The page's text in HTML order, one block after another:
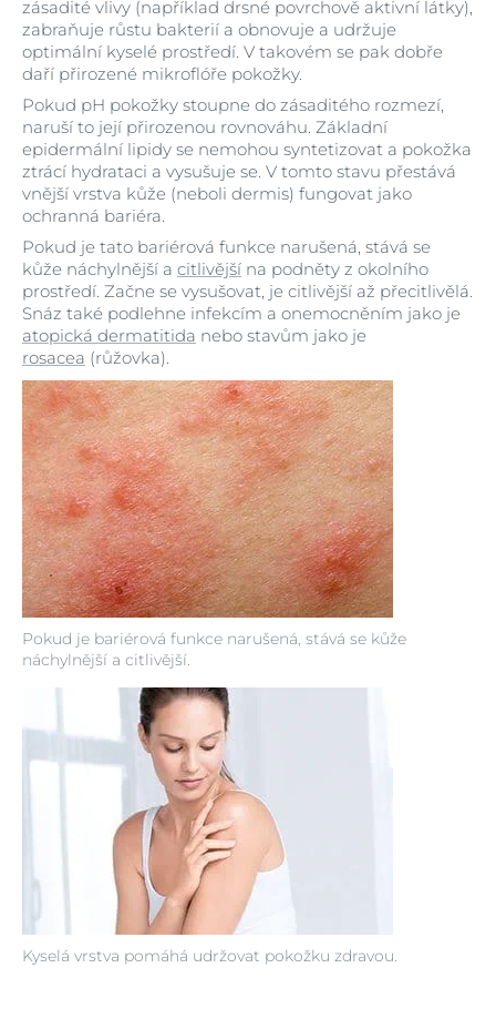
Pokud je bariérová funkce narušená, stává se kůže
náchylnější a citlivější.
Kyselá vrstva pomáhá udržovat pokožku zdravou.
zásadité vlivy (například drsné povrchově aktivní látky),
zabraňuje růstu bakterií a obnovuje a udržuje
optimální kyselé prostředí. V takovém se pak dobře
daří přirozené mikroflóře pokožky.
Pokud pH pokožky stoupne do zásaditého rozmezí,
naruší to její přirozenou rovnováhu. Základní
epidermální lipidy se nemohou syntetizovat a pokožka
ztrácí hydrataci a vysušuje se. V tomto stavu přestává
vnější vrstva kůže (neboli dermis) fungovat jako
ochranná bariéra.
Pokud je tato bariérová funkce narušená, stává se
kůže náchylnější a citlivější na podněty z okolního
prostředí. Začne se vysušovat, je citlivější až přecitlivělá.
Snáz také podlehne infekcím a onemocněním jako je
atopická dermatitida nebo stavům jako je
rosacea (růžovka).